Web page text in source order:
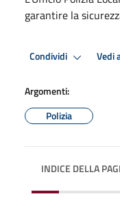
garantire la
Condividi Vedi
Argomenti:
Polizia
INDICE DELLA